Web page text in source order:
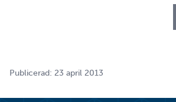
Publicerad: 23 april 2013